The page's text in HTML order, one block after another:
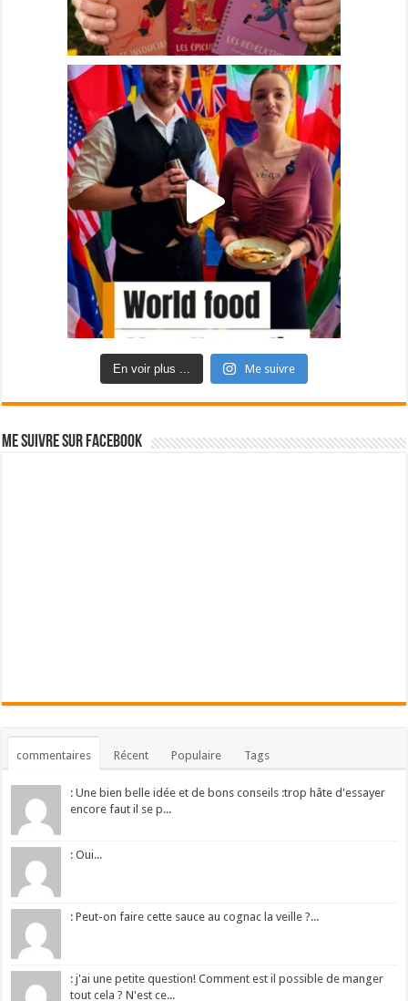
En voir plus ... Me suivre
Me suivre sur Facebook
commentaires Récent Populaire Tags
: Une bien belle idée et de bons conseils :trop hâte d'essayer
encore faut il se p...
: Oui...
: Peut-on faire cette sauce au cognac la veille ?...
: j'ai une petite question! Comment est il possible de manger
tout cela ? N'est ce...